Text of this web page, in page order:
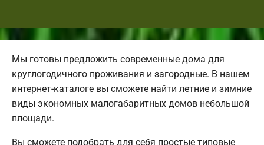
Мы готовы предложить современные дома для
круглогодичного проживания и загородные. В нашем
интернет-каталоге вы сможете найти летние и зимние
виды экономных малогабаритных домов небольшой
площади.
Вы сможете подобрать для себя простые типовые